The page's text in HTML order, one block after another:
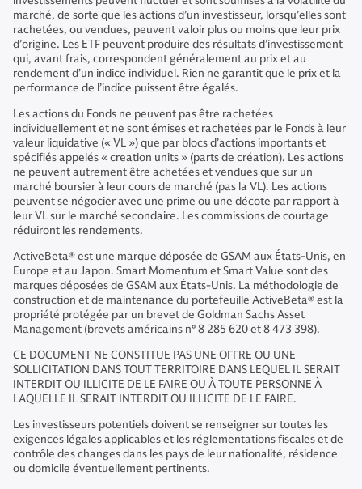
marché, de sorte que les actions d’un investisseur, lorsqu’elles sont
rachetées, ou vendues, peuvent valoir plus ou moins que leur prix
d’origine. Les ETF peuvent produire des résultats d’investissement
qui, avant frais, correspondent généralement au prix et au
rendement d’un indice individuel. Rien ne garantit que le prix et la
performance de l’indice puissent être égalés.
Les actions du Fonds ne peuvent pas être rachetées
individuellement et ne sont émises et rachetées par le Fonds à leur
valeur liquidative (« VL ») que par blocs d’actions importants et
spécifiés appelés « creation units » (parts de création). Les actions
ne peuvent autrement être achetées et vendues que sur un
marché boursier à leur cours de marché (pas la VL). Les actions
peuvent se négocier avec une prime ou une décote par rapport à
leur VL sur le marché secondaire. Les commissions de courtage
réduiront les rendements.
ActiveBeta® est une marque déposée de GSAM aux États-Unis, en
Europe et au Japon. Smart Momentum et Smart Value sont des
marques déposées de GSAM aux États-Unis. La méthodologie de
construction et de maintenance du portefeuille ActiveBeta® est la
propriété protégée par un brevet de Goldman Sachs Asset
Management (brevets américains n° 8 285 620 et 8 473 398).
CE DOCUMENT NE CONSTITUE PAS UNE OFFRE OU UNE
SOLLICITATION DANS TOUT TERRITOIRE DANS LEQUEL IL SERAIT
INTERDIT OU ILLICITE DE LE FAIRE OU À TOUTE PERSONNE À
LAQUELLE IL SERAIT INTERDIT OU ILLICITE DE LE FAIRE.
Les investisseurs potentiels doivent se renseigner sur toutes les
exigences légales applicables et les réglementations fiscales et de
contrôle des changes dans les pays de leur nationalité, résidence
ou domicile éventuellement pertinents.